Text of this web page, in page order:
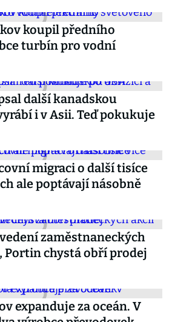
koupil předního
turbín pro vodní
další kanadskou
i v Asii. Teď pokukuje
migraci o další tisíce
ale poptávají násobně
zaměstnaneckých
Portin chystá obří prodej
expanduje za oceán. V